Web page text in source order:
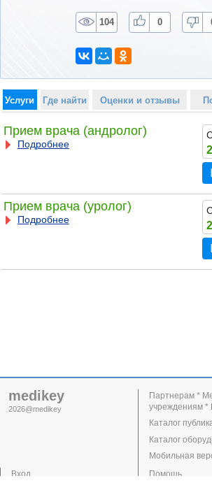
104 0
Услуги Где найти Оценки и отзывы
Прием врача (андролог)
Подробнее
Прием врача (уролог)
Подробнее
medikey
2026@medikey
Вход
Партнерам *
учреждениям *
Каталог
Каталог
Мобильная
Помощь